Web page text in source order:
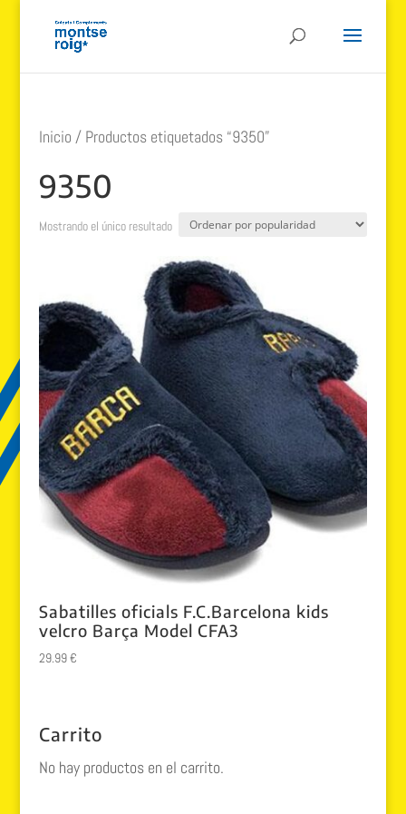
Inicio / Productos etiquetados “9350”
9350
Mostrando el único resultado
Sabatilles oficials F.C.Barcelona kids
velcro Barça Model CFA3
29.99€
Carrito
No hay productos en el carrito.